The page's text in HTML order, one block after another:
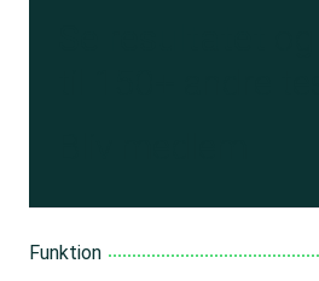
Funktion